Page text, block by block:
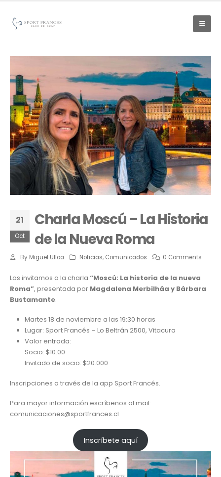
21
Oct
Charla Moscú – La Historia
de la Nueva Roma
By Miguel Ulloa Noticias, Comunicados 0 Comments
Los invitamos a la charla “Moscú: La historia de la nueva
Roma”, presentada por Magdalena Merbilháa y Bárbara
Bustamante.
Martes 18 de noviembre a las 19:30 horas
Lugar: Sport Francés – Lo Beltrán 2500, Vitacura
Valor entrada:
Socio: $10.00
Invitado de socio: $20.000
Inscripciones a través de la app Sport Francés.
Para mayor información escríbenos al mail:
comunicaciones@sportfrances.cl
Inscríbete aquí